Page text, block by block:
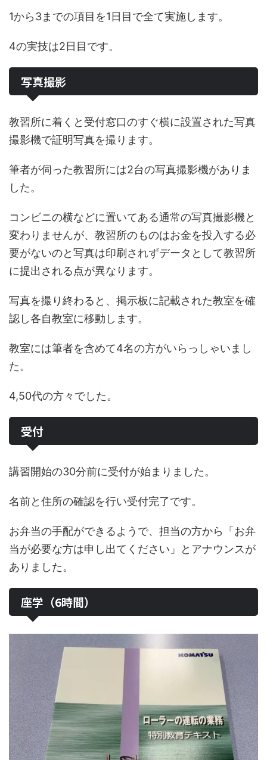
1から3までの項目を1日目で全て実施します。
4の実技は2日目です。
写真撮影
教習所に着くと受付窓口のすぐ横に設置された写真
撮影機で証明写真を撮ります。
筆者が伺った教習所には2台の写真撮影機がありま
した。
コンビニの横などに置いてある通常の写真撮影機と
変わりませんが、教習所のものはお金を投入する必
要がないのと写真は印刷されずデータとして教習所
に提出される点が異なります。
写真を撮り終わると、掲示板に記載された教室を確
認し各自教室に移動します。
教室には筆者を含めて4名の方がいらっしゃいまし
た。
4,50代の方々でした。
受付
講習開始の30分前に受付が始まりました。
名前と住所の確認を行い受付完了です。
お弁当の手配ができるようで、担当の方から「お弁
当が必要な方は申し出てください」とアナウンスが
ありました。
座学（6時間）